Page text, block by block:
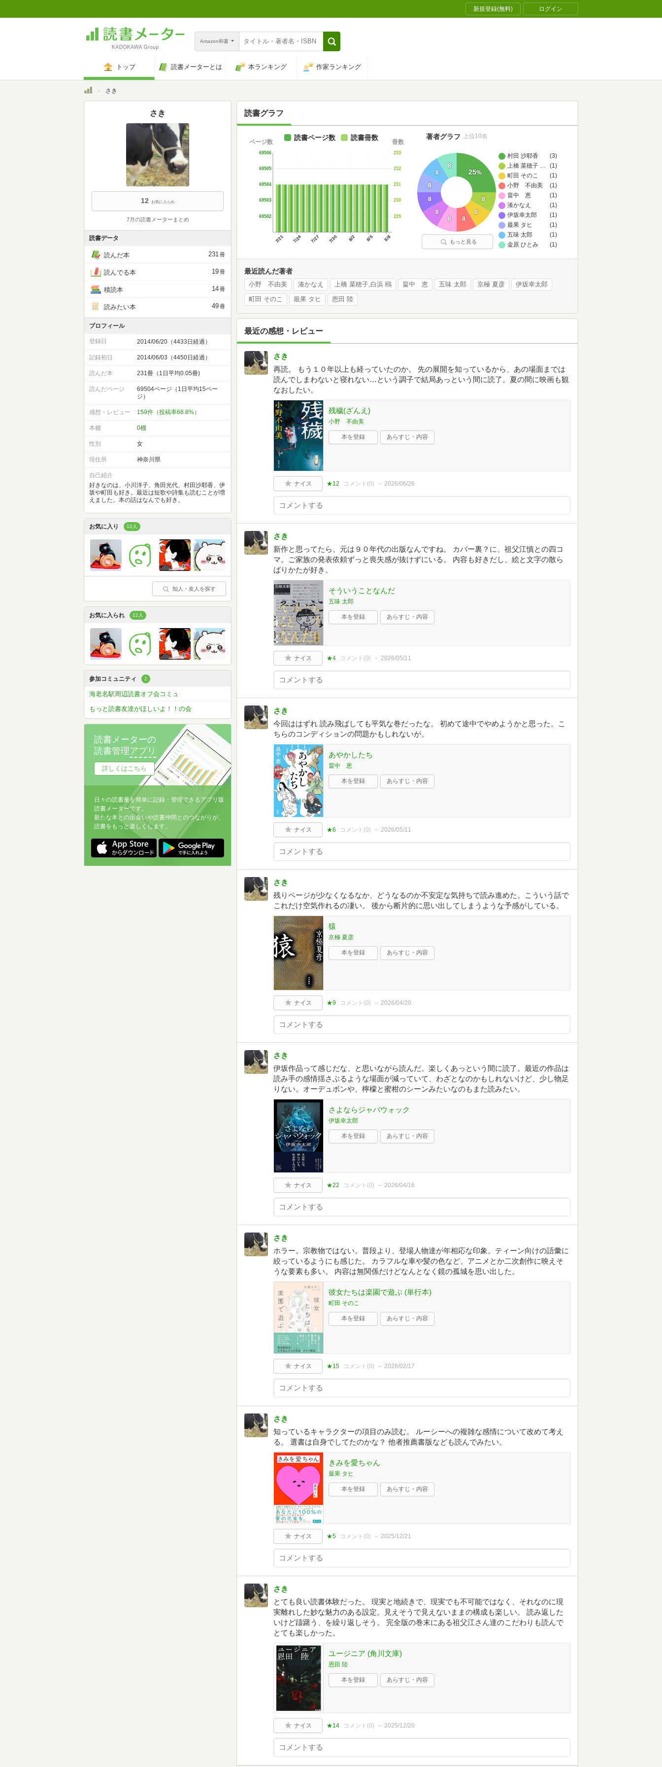
新規登録(無料) ログイン
Amazon和書
トップ 読書メーターとは 本ランキング 作家ランキング
トップさき
読書グラフ
7/21 7/24 7/27 7/30 8/2 8/5 8/8
69502
69503
69504
69505
69506
ページ数
229
230
231
232
233
冊数
読書ページ数 読書冊数
村田 沙耶香
(3)
上橋 菜穂子,白浜 鴎
(1)
…
町田 そのこ
(1)
小野 不由美
(1)
畠中 恵
(1)
湊かなえ
(1)
伊坂幸太郎
(1)
最果 タヒ
(1)
五味 太郎
(1)
金原 ひとみ
(1)
25%
8
8
8
8
8
8
8
8
8
著者グラフ 上位10名
もっと見る
最近読んだ著者
小野 不由美 湊かなえ 上橋 菜穂子,白浜 鴎 畠中 恵 五味 太郎 京極 夏彦 伊坂幸太郎
町田 そのこ 最果 タヒ 恩田 陸
最近の感想・レビュー
さき
再読。 もう１０年以上も経っていたのか。 先の展開を知っているから、あの場面までは
読んでしまわないと寝れない…という調子で結局あっという間に読了。夏の間に映画も観
なおしたい。
残穢(ざんえ)
小野 不由美
本を登録 あらすじ・内容
ナイス ★12 コメント(0) 2026/06/26
さき
新作と思ってたら、元は９０年代の出版なんですね。 カバー裏？に、祖父江慎との四コ
マ。ご家族の発表依頼ずっと喪失感が抜けずにいる。 内容も好きだし、絵と文字の散ら
ばりかたが好き。
そういうことなんだ
五味 太郎
本を登録 あらすじ・内容
ナイス ★4 コメント(0) 2026/05/11
さき
今回ははずれ 読み飛ばしても平気な巻だったな。 初めて途中でやめようかと思った。こ
ちらのコンディションの問題かもしれないが。
あやかしたち
畠中 恵
本を登録 あらすじ・内容
ナイス ★6 コメント(0) 2026/05/11
さき
残りページが少なくなるなか、どうなるのか不安定な気持ちで読み進めた。こういう話で
これだけ空気作れるの凄い。 後から断片的に思い出してしまうような予感がしている。
猿
京極 夏彦
本を登録 あらすじ・内容
ナイス ★9 コメント(0) 2026/04/20
さき
伊坂作品って感じだな、と思いながら読んだ。楽しくあっという間に読了。最近の作品は
読み手の感情揺さぶるような場面が減っていて、わざとなのかもしれないけど、少し物足
りない。オーデュボンや、檸檬と蜜柑のシーンみたいなのもまた読みたい。
さよならジャバウォック
伊坂幸太郎
本を登録 あらすじ・内容
ナイス ★22 コメント(0) 2026/04/16
さき
ホラー。宗教物ではない。普段より、登場人物達が年相応な印象。ティーン向けの語彙に
絞っているようにも感じた。 カラフルな車や髪の色など、アニメとか二次創作に映えそ
うな要素も多い。 内容は無関係だけどなんとなく鏡の孤城を思い出した。
彼女たちは楽園で遊ぶ (単行本)
町田 そのこ
本を登録 あらすじ・内容
ナイス ★15 コメント(0) 2026/02/17
さき
知っているキャラクターの項目のみ読む。 ルーシーへの複雑な感情について改めて考え
る。 選書は自身でしてたのかな？ 他者推薦書版なども読んでみたい。
きみを愛ちゃん
最果 タヒ
本を登録 あらすじ・内容
ナイス ★5 コメント(0) 2025/12/21
さき
とても良い読書体験だった。 現実と地続きで、現実でも不可能ではなく、それなのに現
実離れした妙な魅力のある設定。見えそうで見えないままの構成も楽しい。 読み返した
いけど躊躇う、を繰り返しそう。 完全版の巻末にある祖父江さん達のこだわりも読んで
とても楽しかった。
ユージニア (角川文庫)
恩田 陸
本を登録 あらすじ・内容
ナイス ★14 コメント(0) 2025/12/20
さき
12 お気に入られ
7月の読書メーターまとめ
読書データ
読んだ本 231冊
読んでる本 19冊
積読本 14冊
読みたい本 49冊
プロフィール
登録日 2014/06/20（4433日経過）
記録初日 2014/06/03（4450日経過）
読んだ本 231冊（1日平均0.05冊)
読んだページ
69504ページ（1日平均15ペー
ジ）
感想・レビュー 159件（投稿率68.8%）
本棚 0棚
性別 女
現住所 神奈川県
自己紹介
好きなのは、小川洋子、角田光代、村田沙耶香、伊
坂や町田も好き。最近は短歌や詩集も読むことが増
えました。本の話はなんでも好き。
お気に入り 12人
知人・友人を探す
お気に入られ 12人
参加コミュニティ 2
海老名駅周辺読書オフ会コミュ
もっと読書友達がほしいよ！！の会
読書メーターの
読書管理アプリ
詳しくはこちら
日々の読書量を簡単に記録・管理できるアプリ版
読書メーターです。
新たな本との出会いや読書仲間とのつながりが、
読書をもっと楽しくします。